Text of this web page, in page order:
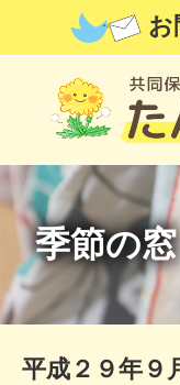
お
季節の窓
平成２９年９